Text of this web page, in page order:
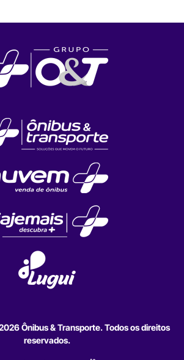
Ônibus & Transporte. Todos os direitos
reservados.